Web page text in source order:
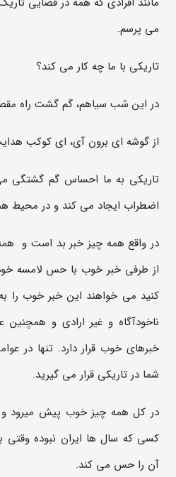
می پرسم.
تاریکی با ما چه کار می کند؟
در این شب سیاهم، گم گشت راه
از گوشه ای برون آی، ای کوکب
تاریکی به ما احساس گم گشتگی
اضطراب ایجاد می کند و در محیط
در واقع همه چیز خبر بد است و
از طرفی خبر خوب با حس لامسه
کنید می خواهند این خبر خوب را
ناخودآگاه و غیر ارادی و همچنین
خبرهای خوب قرار دارد. تنها در
شما در تاریکی قرار می گیرید.
در کل همه چیز خوب پیش میرود و
کسی که سال ها ایران نبوده وقتی
آن را حس می کند.